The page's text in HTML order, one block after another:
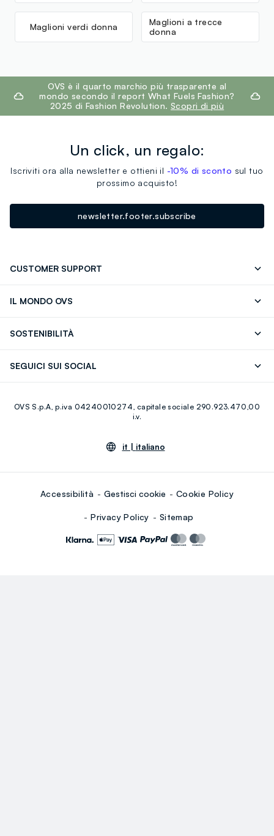
Maglioni verdi donna
Maglioni a trecce
donna
footer.ariatitleOVS è il quarto marchio più trasparente al
mondo secondo il report What Fuels Fashion?
2025 di Fashion Revolution. Scopri di più
Un click, un regalo:
Iscriviti ora alla newsletter e ottieni il -10% di sconto sul tuo
prossimo acquisto!
newsletter.footer.subscribe
CUSTOMER SUPPORT
IL MONDO OVS
Giftcard
SOSTENIBILITÀ
SEGUICI SUI SOCIAL
Youtube Linkedin
OVS S.p.A, p.iva 04240010274, capitale sociale 290.923.470,00
i.v.
it | italiano
Accessibilità Gestisci cookie Cookie Policy
Privacy Policy Sitemap